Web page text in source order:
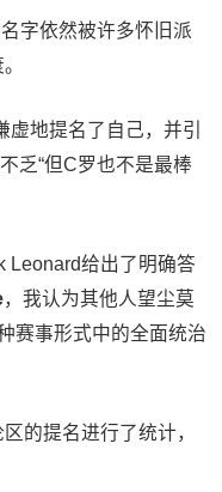
字依然被许多怀旧派
地提名了自己，并引
乏“但C罗也不是最棒
Leonard给出了明确答
，我认为其他人望尘莫
赛事形式中的全面统治
的提名进行了统计，